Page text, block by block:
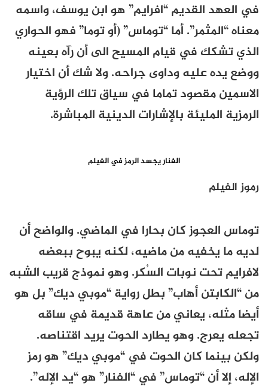
في العهد القديم “افرايم” هو ابن يوسف، واسمه
معناه “المثمر”. أما “توماس” (أو توما” فهو الحواري
الذي تشكك في قيام المسيح الى أن رآه بعينه
ووضع يده عليه وداوى جراحه. ولا شك أن اختيار
الاسمين مقصود تماما في سياق تلك الرؤية
الرمزية المليئة بالإشارات الدينية المباشرة.
الفنار يجسد الرمز في الفيلم
رموز الفيلم
توماس العجوز كان بحارا في الماضي. والواضح أن
لديه ما يخفيه من ماضيه، لكنه يبوح ببعضه
لافرايم تحت نوبات السُكر. وهو نموذج قريب الشبه
من “الكابتن أهاب” بطل رواية “موبي ديك” بل هو
أيضا مثله، يعاني من عاهة قديمة في ساقه
تجعله يعرج. وهو يطارد الحوت يريد اقتناصه.
ولكن بينما كان الحوت في “موبي ديك” هو رمز
الإله، إلا أن “توماس” في “الفنار” هو “يد الإله”.